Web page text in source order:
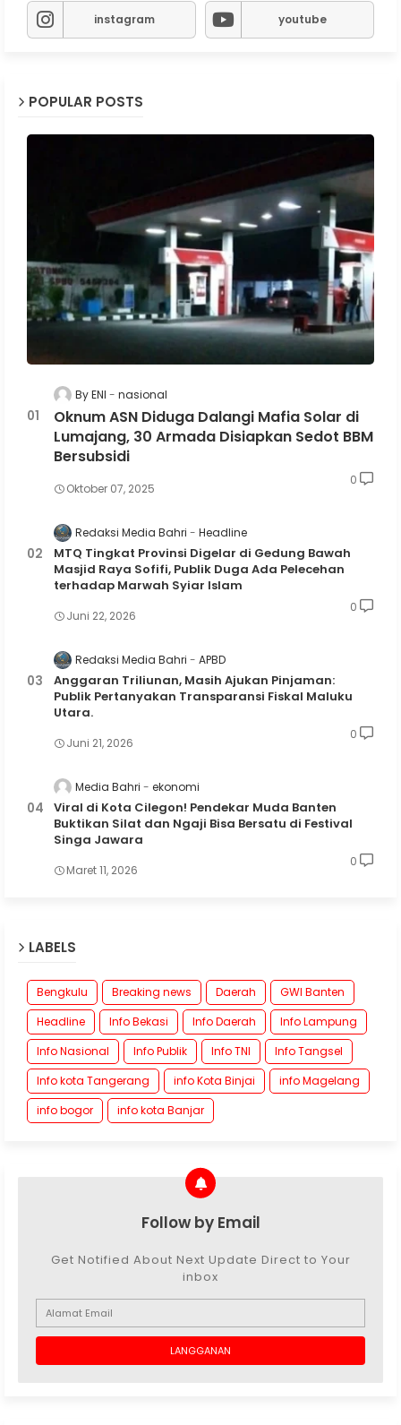
instagram youtube
POPULAR POSTS
By ENI nasional
Oknum ASN Diduga Dalangi Mafia Solar di
Lumajang, 30 Armada Disiapkan Sedot BBM
Bersubsidi
Oktober 07, 2025
0
Redaksi Media Bahri Headline
MTQ Tingkat Provinsi Digelar di Gedung Bawah
Masjid Raya Sofifi, Publik Duga Ada Pelecehan
terhadap Marwah Syiar Islam
Juni 22, 2026
0
Redaksi Media Bahri APBD
Anggaran Triliunan, Masih Ajukan Pinjaman:
Publik Pertanyakan Transparansi Fiskal Maluku
Utara.
Juni 21, 2026
0
Media Bahri ekonomi
Viral di Kota Cilegon! Pendekar Muda Banten
Buktikan Silat dan Ngaji Bisa Bersatu di Festival
Singa Jawara
Maret 11, 2026
0
LABELS
Bengkulu Breaking news Daerah
GWI Banten
Headline
Info Bekasi Info Daerah
Info Lampung
Info Nasional
Info Publik Info TNI
Info Tangsel
Info kota Tangerang
info Kota Binjai
info Magelang
info bogor
info kota Banjar
Follow by Email
Get Notified About Next Update Direct to Your
inbox